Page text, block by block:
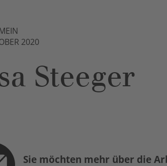
2020
Steeger
Sie möchten mehr über die